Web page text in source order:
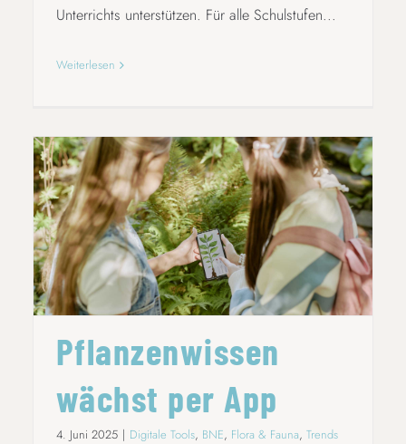
Unterrichts unterstützen. Für alle Schulstufen...
Weiterlesen
PFLANZENWISSEN WÄCHST PER APP
Pflanzenwissen
wächst per App
4. Juni 2025 | Digitale Tools, BNE, Flora & Fauna, Trends